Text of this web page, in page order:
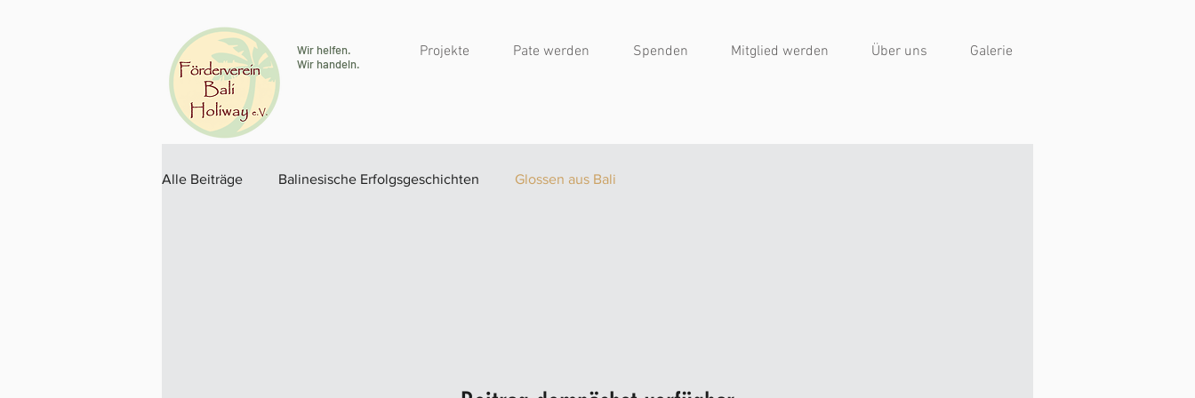
Projekte Pate werden Spenden Mitglied werden Über uns Galerie
Wir helfen.
Wir handeln.
Alle Beiträge Balinesische Erfolgsgeschichten Glossen aus Bali